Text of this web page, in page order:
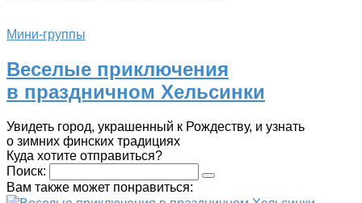
Мини-группы
Веселые приключения
в праздничном Хельсинки
Увидеть город, украшенный к Рождеству, и узнать
о зимних финских традициях
Куда хотите отправиться?
Поиск:
Вам также может понравиться: